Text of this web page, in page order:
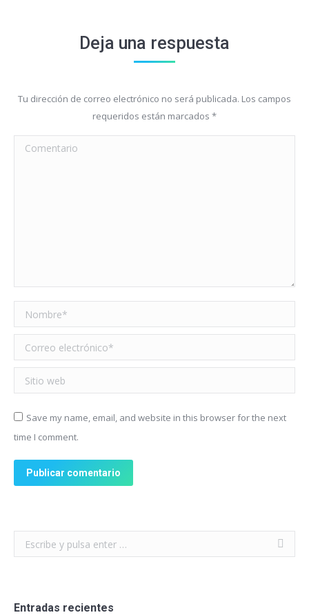
Deja una respuesta
Tu dirección de correo electrónico no será publicada. Los campos
requeridos están marcados *
Comentario
Nombre *
Correo electrónico *
Sitio web
Save my name, email, and website in this browser for the next
time I comment.
Publicar comentario
Buscar:
Entradas recientes